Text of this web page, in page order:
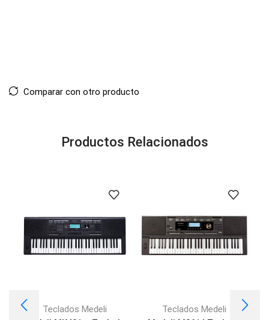
Comparar con otro producto
Productos Relacionados
Teclados Medeli
Teclados Medeli